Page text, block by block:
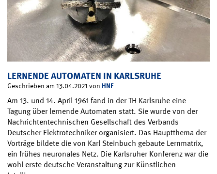
LERNENDE AUTOMATEN IN KARLSRUHE
Geschrieben am 13.04.2021 von HNF
Am 13. und 14. April 1961 fand in der TH Karlsruhe eine
Tagung über lernende Automaten statt. Sie wurde von der
Nachrichtentechnischen Gesellschaft des Verbands
Deutscher Elektrotechniker organisiert. Das Hauptthema der
Vorträge bildete die von Karl Steinbuch gebaute Lernmatrix,
ein frühes neuronales Netz. Die Karlsruher Konferenz war die
wohl erste deutsche Veranstaltung zur Künstlichen